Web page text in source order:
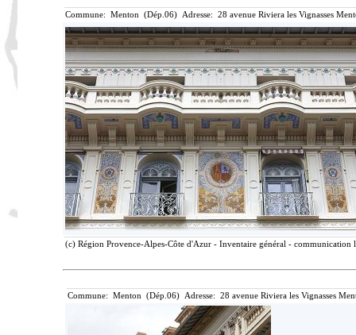
Commune: Menton (Dép.06) Adresse: 28 avenue Riviera les Vignasses
(c) Région Provence-Alpes-Côte d'Azur - Inventaire général -
Commune: Menton (Dép.06) Adresse: 28 avenue Riviera les Vignasses